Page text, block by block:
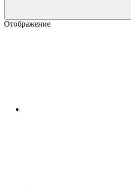
Отображение